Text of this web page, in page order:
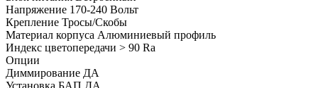
Напряжение 170-240 Вольт
Крепление Тросы/Скобы
Материал корпуса Алюминиевый профиль
Индекс цветопередачи > 90 Ra
Опции
Диммирование ДА